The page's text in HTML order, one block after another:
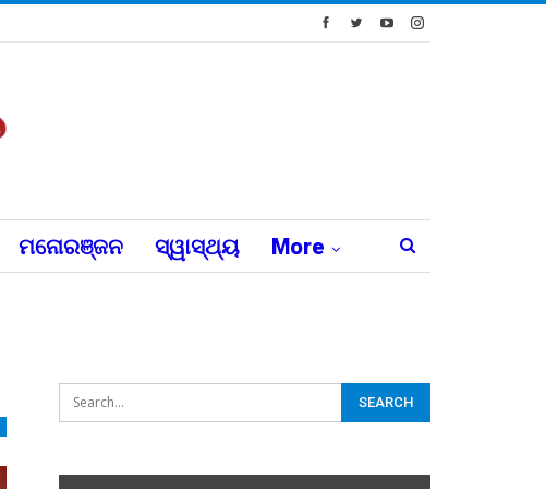
ମନୋରଞ୍ଜନ ସ୍ୱାସ୍ଥ୍ୟ More